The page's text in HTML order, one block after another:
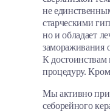
не
старческими
но и обладает
замораживания
К достоинствам
процедуру.
Мы активно
себорейного